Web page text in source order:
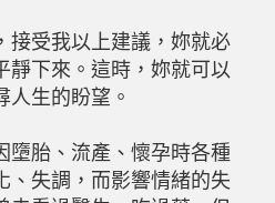
受我以上建議，妳就必
靜下來。這時，妳就可以
人生的盼望。
胎、流產、懷孕時各種
、失調，而影響情緒的失